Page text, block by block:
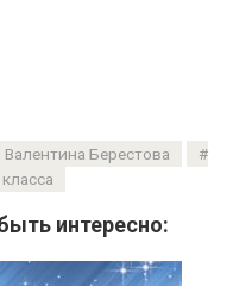
Валентина Берестова
интересно: